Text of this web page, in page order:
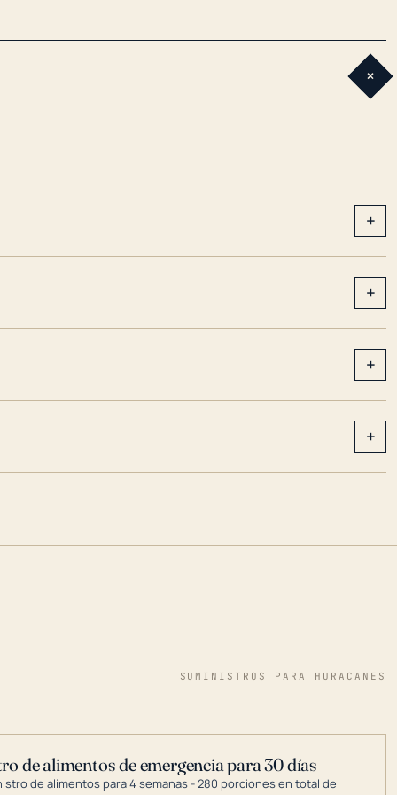
+
+
+
+
+
SUMINISTROS PARA HURACANES
de alimentos de emergencia para 30 días
de alimentos para 4 semanas - 280 porciones en total de